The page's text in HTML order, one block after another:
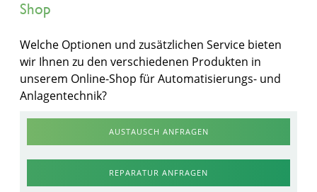
Shop
Welche Optionen und zusätzlichen Service bieten
wir Ihnen zu den verschiedenen Produkten in
unserem Online-Shop für Automatisierungs- und
Anlagentechnik?
AUSTAUSCH ANFRAGEN
REPARATUR ANFRAGEN